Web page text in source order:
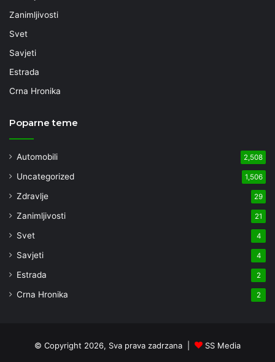
Zanimljivosti
Svet
Savjeti
Estrada
Crna Hronika
Poparne teme
Automobili 2,508
Uncategorized 1,506
Zdravlje 29
Zanimljivosti 21
Svet 4
Savjeti 4
Estrada 2
Crna Hronika 2
© Copyright 2026, Sva prava zadrzana |
SS Media